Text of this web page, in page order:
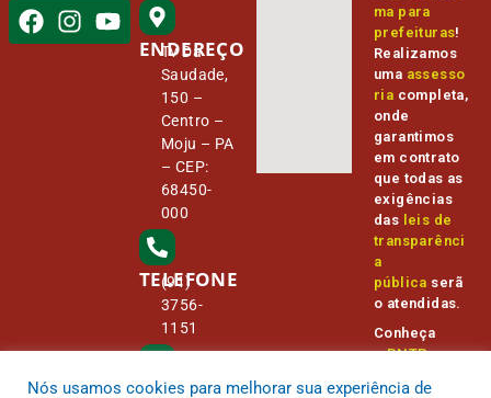
ENDEREÇO
Tv Da
Saudade,
150 –
Centro –
Moju – PA
– CEP:
68450-
000
TELEFONE
(91)
3756-
1151
ma para
prefeituras!
Realizamos
uma assesso
ria completa,
onde
garantimos
em contrato
que todas as
exigências
das leis de
transparênci
a
pública serã
o atendidas.
Conheça
oPNTPe
Nós usamos cookies para melhorar sua experiência de